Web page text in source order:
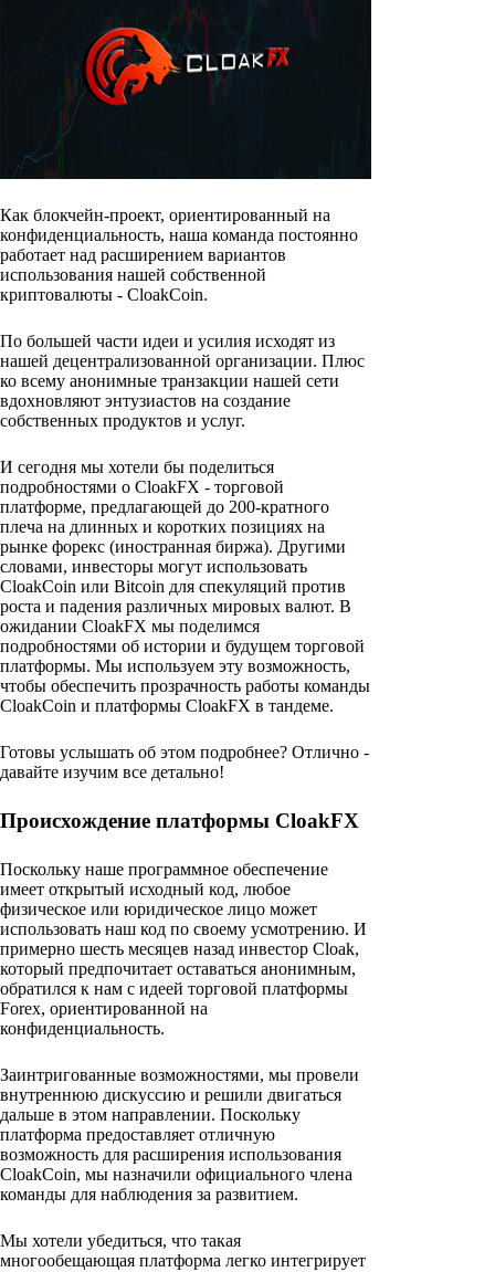
Как блокчейн-проект, ориентированный на
конфиденциальность, наша команда постоянно
работает над расширением вариантов
использования нашей собственной
криптовалюты - CloakCoin.
По большей части идеи и усилия исходят из
нашей децентрализованной организации. Плюс
ко всему анонимные транзакции нашей сети
вдохновляют энтузиастов на создание
собственных продуктов и услуг.
И сегодня мы хотели бы поделиться
подробностями о CloakFX - торговой
платформе, предлагающей до 200-кратного
плеча на длинных и коротких позициях на
рынке форекс (иностранная биржа). Другими
словами, инвесторы могут использовать
CloakCoin или Bitcoin для спекуляций против
роста и падения различных мировых валют. В
ожидании CloakFX мы поделимся
подробностями об истории и будущем торговой
платформы. Мы используем эту возможность,
чтобы обеспечить прозрачность работы команды
CloakCoin и платформы CloakFX в тандеме.
Готовы услышать об этом подробнее? Отлично -
давайте изучим все детально!
Происхождение платформы CloakFX
Поскольку наше программное обеспечение
имеет открытый исходный код, любое
физическое или юридическое лицо может
использовать наш код по своему усмотрению. И
примерно шесть месяцев назад инвестор Cloak,
который предпочитает оставаться анонимным,
обратился к нам с идеей торговой платформы
Forex, ориентированной на
конфиденциальность.
Заинтригованные возможностями, мы провели
внутреннюю дискуссию и решили двигаться
дальше в этом направлении. Поскольку
платформа предоставляет отличную
возможность для расширения использования
CloakCoin, мы назначили официального члена
команды для наблюдения за развитием.
Мы хотели убедиться, что такая
многообещающая платформа легко интегрирует